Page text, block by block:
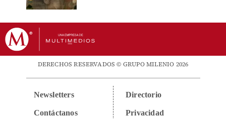
DERECHOS RESERVADOS © GRUPO MILENIO 2026
Newsletters
Contáctanos
Directorio
Privacidad